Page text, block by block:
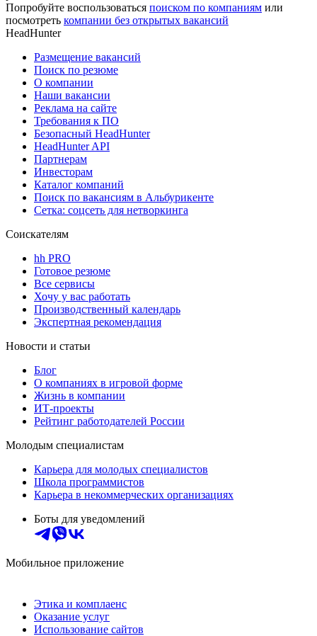
Попробуйте воспользоваться поиском по компаниям или
посмотреть компании без открытых вакансий
HeadHunter
Размещение вакансий
Поиск по резюме
О компании
Наши вакансии
Реклама на сайте
Требования к ПО
Безопасный HeadHunter
HeadHunter API
Партнерам
Инвесторам
Каталог компаний
Поиск по вакансиям в Альбурикенте
Сетка: соцсеть для нетворкинга
Соискателям
hh PRO
Готовое резюме
Все сервисы
Хочу у вас работать
Производственный календарь
Экспертная рекомендация
Новости и статьи
Блог
О компаниях в игровой форме
Жизнь в компании
ИТ-проекты
Рейтинг работодателей России
Молодым специалистам
Карьера для молодых специалистов
Школа программистов
Карьера в некоммерческих организациях
Боты для уведомлений
Мобильное приложение
Этика и комплаенс
Оказание услуг
Использование сайтов